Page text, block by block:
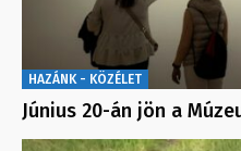
HAZÁNK - KÖZÉLET
Június 20-án jön a